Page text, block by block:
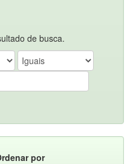
de busca.
por